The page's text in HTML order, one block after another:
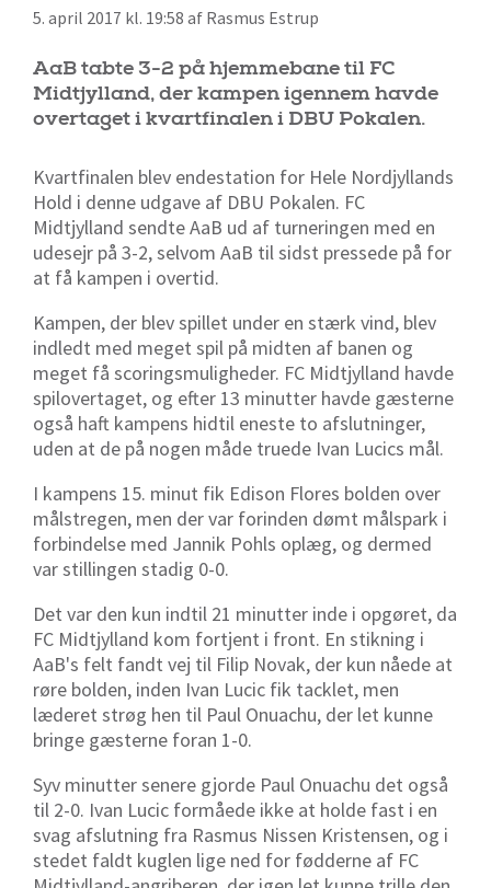
5. april 2017 kl. 19:58 af Rasmus Estrup
AaB tabte 3-2 på hjemmebane til FC
Midtjylland, der kampen igennem havde
overtaget i kvartfinalen i DBU Pokalen.
Kvartfinalen blev endestation for Hele Nordjyllands
Hold i denne udgave af DBU Pokalen. FC
Midtjylland sendte AaB ud af turneringen med en
udesejr på 3-2, selvom AaB til sidst pressede på for
at få kampen i overtid.
Kampen, der blev spillet under en stærk vind, blev
indledt med meget spil på midten af banen og
meget få scoringsmuligheder. FC Midtjylland havde
spilovertaget, og efter 13 minutter havde gæsterne
også haft kampens hidtil eneste to afslutninger,
uden at de på nogen måde truede Ivan Lucics mål.
I kampens 15. minut fik Edison Flores bolden over
målstregen, men der var forinden dømt målspark i
forbindelse med Jannik Pohls oplæg, og dermed
var stillingen stadig 0-0.
Det var den kun indtil 21 minutter inde i opgøret, da
FC Midtjylland kom fortjent i front. En stikning i
AaB's felt fandt vej til Filip Novak, der kun nåede at
røre bolden, inden Ivan Lucic fik tacklet, men
læderet strøg hen til Paul Onuachu, der let kunne
bringe gæsterne foran 1-0.
Syv minutter senere gjorde Paul Onuachu det også
til 2-0. Ivan Lucic formåede ikke at holde fast i en
svag afslutning fra Rasmus Nissen Kristensen, og i
stedet faldt kuglen lige ned for fødderne af FC